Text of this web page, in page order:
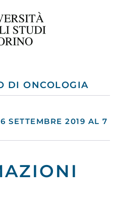
DI ONCOLOGIA
SETTEMBRE 2019 AL 7